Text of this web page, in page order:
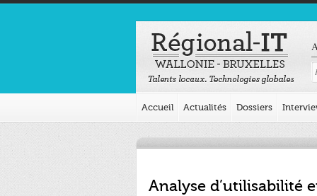
Accueil Actualités Dossiers
Analyse d’utilisabilité